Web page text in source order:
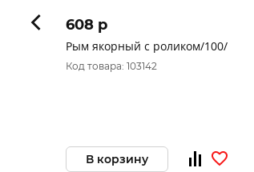
608 p
Рым якорный с роликом/100/
Код товара: 103142
В корзину